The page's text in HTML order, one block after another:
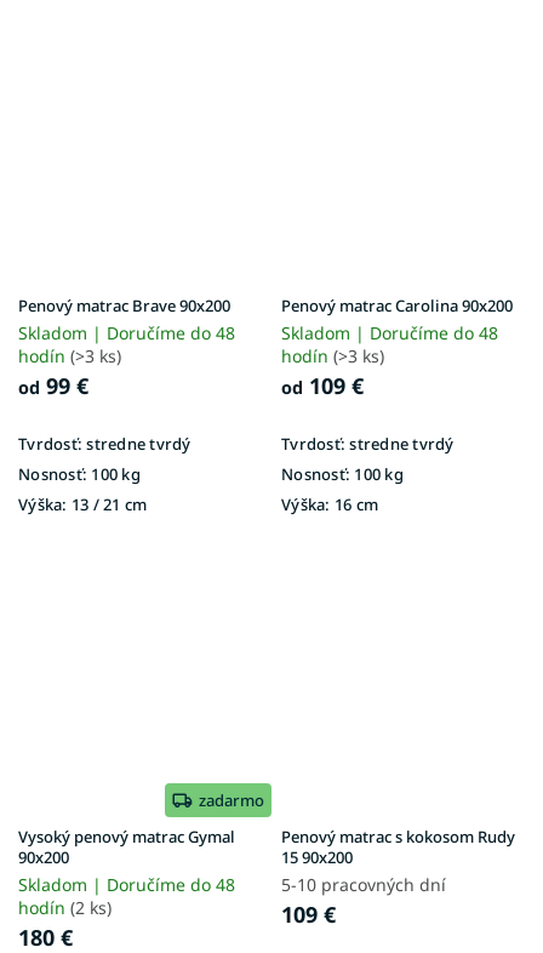
Penový matrac Brave 90x200
Skladom | Doručíme do 48
hodín (>3 ks)
od 99 €
Tvrdosť: stredne tvrdý
Nosnosť: 100 kg
Výška: 13 / 21 cm
Penový matrac Carolina 90x200
Skladom | Doručíme do 48
hodín (>3 ks)
od 109 €
Tvrdosť: stredne tvrdý
Nosnosť: 100 kg
Výška: 16 cm
zadarmo
Vysoký penový matrac Gymal
90x200
Skladom | Doručíme do 48
hodín (2 ks)
180 €
Penový matrac s kokosom Rudy
15 90x200
5-10 pracovných dní
109 €